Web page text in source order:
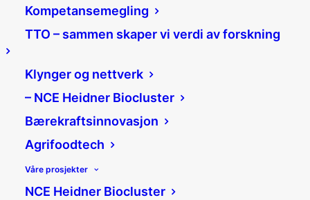
Kompetansemegling
TTO – sammen skaper vi verdi av forskning
Klynger og nettverk
– NCE Heidner Biocluster
Bærekraftsinnovasjon
Agrifoodtech
Våre prosjekter
NCE Heidner Biocluster